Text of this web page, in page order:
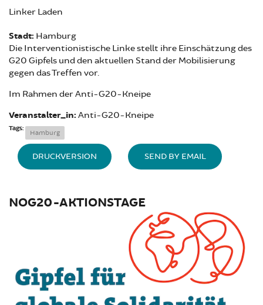
Linker Laden
Stadt: Hamburg
Die Interventionistische Linke stellt ihre Einschätzung des
G20 Gipfels und den aktuellen Stand der Mobilisierung
gegen das Treffen vor.
Im Rahmen der Anti-G20-Kneipe
Veranstalter_in: Anti-G20-Kneipe
Tags:
Hamburg
DRUCKVERSION SEND BY EMAIL
NOG20-AKTIONSTAGE